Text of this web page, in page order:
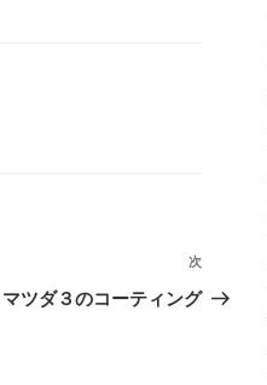
次
の
次
マツダ３のコーティング